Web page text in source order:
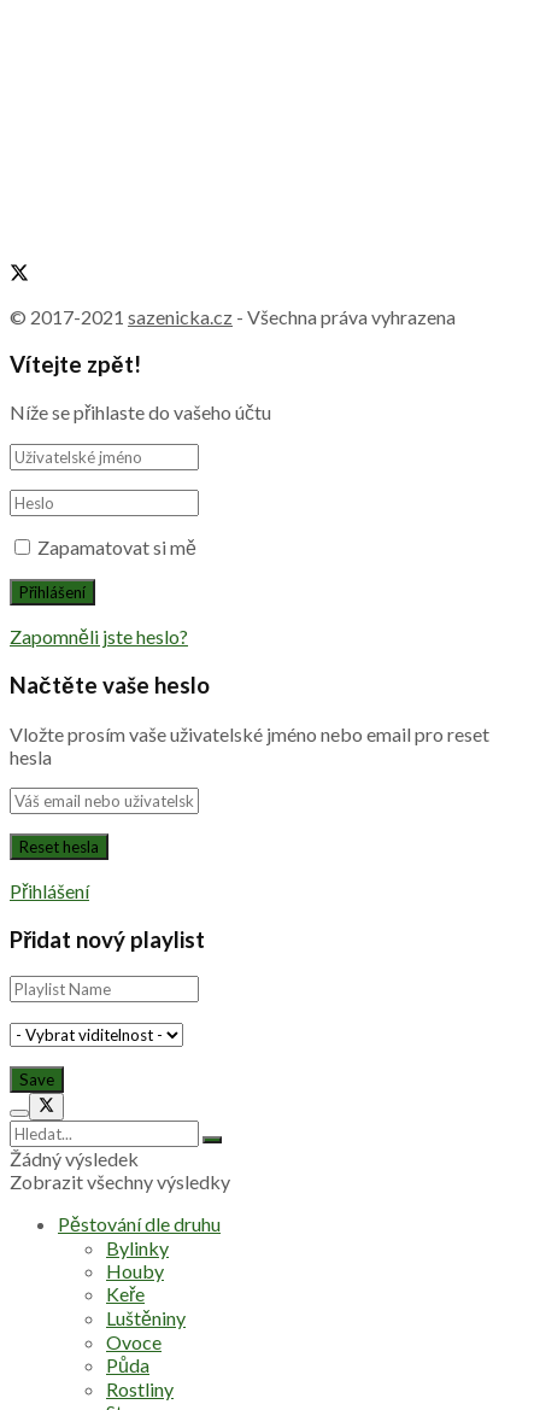
© 2017-2021 sazenicka.cz - Všechna práva vyhrazena
Vítejte zpět!
Níže se přihlaste do vašeho účtu
Zapamatovat si mě
Zapomněli jste heslo?
Načtěte vaše heslo
Vložte prosím vaše uživatelské jméno nebo email pro reset
hesla
Přihlášení
Přidat nový playlist
Žádný výsledek
Zobrazit všechny výsledky
Pěstování dle druhu
Bylinky
Houby
Keře
Luštěniny
Ovoce
Půda
Rostliny